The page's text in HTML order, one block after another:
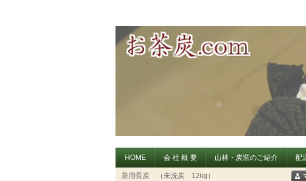
HOME 会 社 概 要 山林・炭窯のご紹介 配
茶用長炭 （未洗炭 12kg）